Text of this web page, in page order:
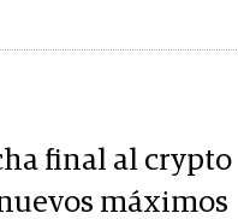
final al crypto
máximos